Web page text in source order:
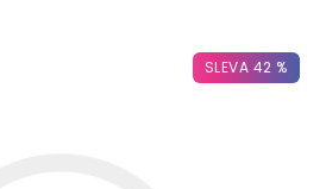
SLEVA 42 %